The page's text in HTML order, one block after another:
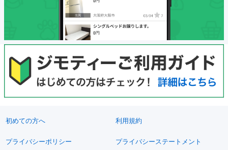
初めての方へ 利用規約
プライバシーポリシー プライバシーステートメント